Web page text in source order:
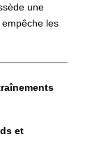
une
les
et